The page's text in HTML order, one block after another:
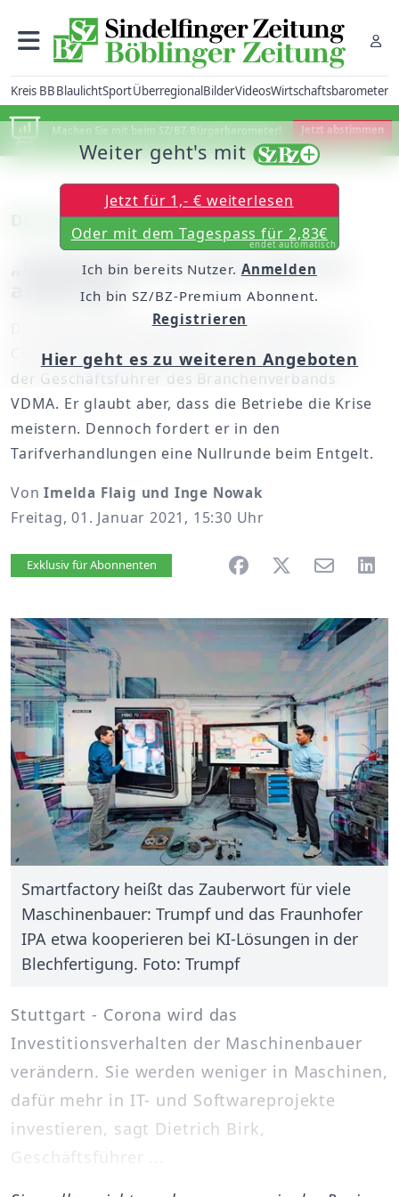
Kreis BBBlaulichtSportÜberregionalBilderVideosWirtschaftsbarometer
Machen Sie mit beim SZ/BZ-Bürgerbarometer! Jetzt abstimmen
Die Lage im Südwest-Maschinenbau
„Maßhalten ist mehr denn je
angesagt“
Die Lage des Maschinenbaus im Südwesten ist
Corona-bedingt angespannt, sagt Dietrich Birk,
der Geschäftsführer des Branchenverbands
VDMA. Er glaubt aber, dass die Betriebe die Krise
meistern. Dennoch fordert er in den
Tarifverhandlungen eine Nullrunde beim Entgelt.
VonImelda Flaig und Inge Nowak
Freitag, 01. Januar 2021, 15:30 Uhr
Artikel vorlesen
Exklusiv für Abonnenten
Smartfactory heißt das Zauberwort für viele
Maschinenbauer: Trumpf und das Fraunhofer
IPA etwa kooperieren bei KI-Lösungen in der
Blechfertigung. Foto: Trumpf
Stuttgart - Corona wird das
Investitionsverhalten der Maschinenbauer
verändern. Sie werden weniger in Maschinen,
dafür mehr in IT- und Softwareprojekte
investieren, sagt Dietrich Birk,
Geschäftsführer ...
Weiter geht's mit
Jetzt für 1,- € weiterlesen
Oder mit dem Tagespass für 2,83€
endet automatisch
Ich bin bereits Nutzer. Anmelden
Ich bin SZ/BZ-Premium Abonnent.
Registrieren
Hier geht es zu weiteren Angeboten